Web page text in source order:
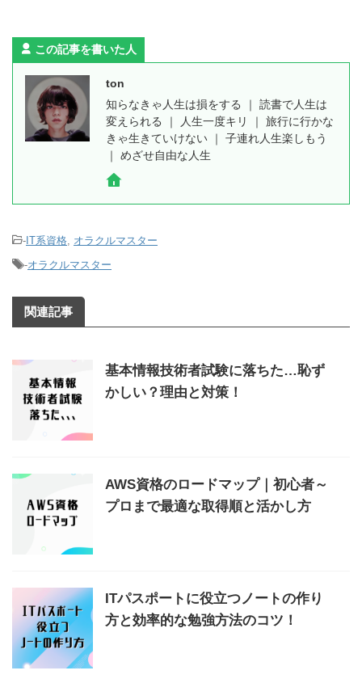
この記事を書いた人
ton
知らなきゃ人生は損をする ｜ 読書で人生は
変えられる ｜ 人生一度キリ ｜ 旅行に行かな
きゃ生きていけない ｜ 子連れ人生楽しもう
｜ めざせ自由な人生
- IT系資格, オラクルマスター
-オラクルマスター
関連記事
基本情報技術者試験に落ちた…恥ず
かしい？理由と対策！
AWS資格のロードマップ｜初心者～
プロまで最適な取得順と活かし方
ITパスポートに役立つノートの作り
方と効率的な勉強方法のコツ！